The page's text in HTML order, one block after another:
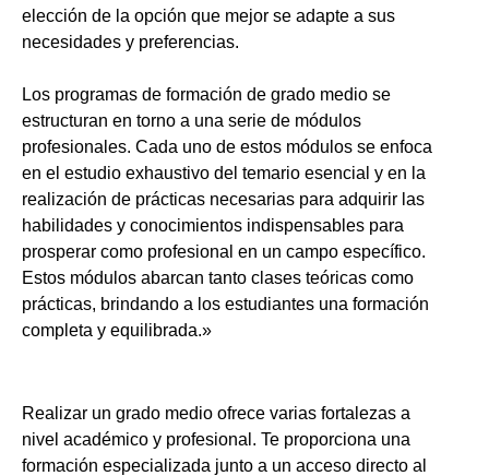
elección de la opción que mejor se adapte a sus
necesidades y preferencias.
Los programas de formación de grado medio se
estructuran en torno a una serie de módulos
profesionales. Cada uno de estos módulos se enfoca
en el estudio exhaustivo del temario esencial y en la
realización de prácticas necesarias para adquirir las
habilidades y conocimientos indispensables para
prosperar como profesional en un campo específico.
Estos módulos abarcan tanto clases teóricas como
prácticas, brindando a los estudiantes una formación
completa y equilibrada.»
Realizar un grado medio ofrece varias fortalezas a
nivel académico y profesional. Te proporciona una
formación especializada junto a un acceso directo al